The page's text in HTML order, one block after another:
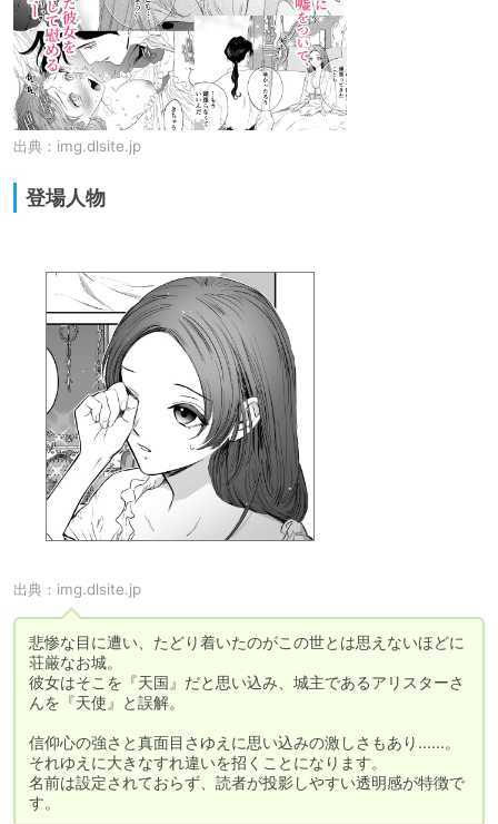
出典： img.dlsite.jp
登場人物
出典： img.dlsite.jp
悲惨な目に遭い、たどり着いたのがこの世とは思えないほどに
荘厳なお城。
彼女はそこを『天国』だと思い込み、城主であるアリスターさ
んを『天使』と誤解。
信仰心の強さと真面目さゆえに思い込みの激しさもあり……。
それゆえに大きなすれ違いを招くことになります。
名前は設定されておらず、読者が投影しやすい透明感が特徴で
す。